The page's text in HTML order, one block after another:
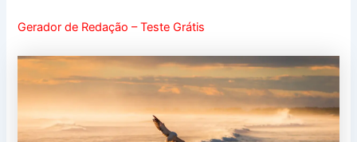
Gerador de Redação – Teste Grátis